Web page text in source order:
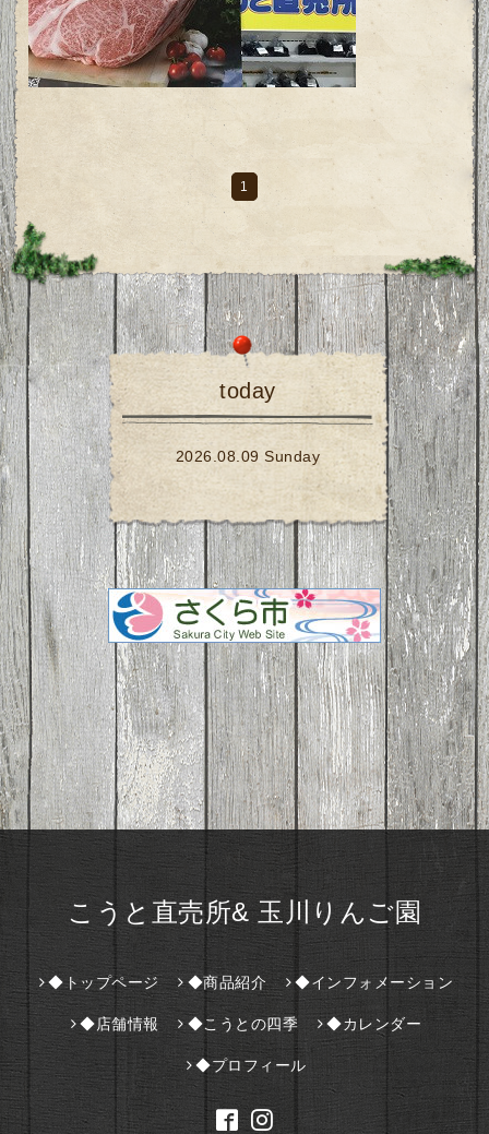
1
today
2026.08.09 Sunday
こうと直売所& 玉川りんご園
◆トップページ ◆商品紹介 ◆インフォメーション
◆店舗情報 ◆こうとの四季 ◆カレンダー
◆プロフィール